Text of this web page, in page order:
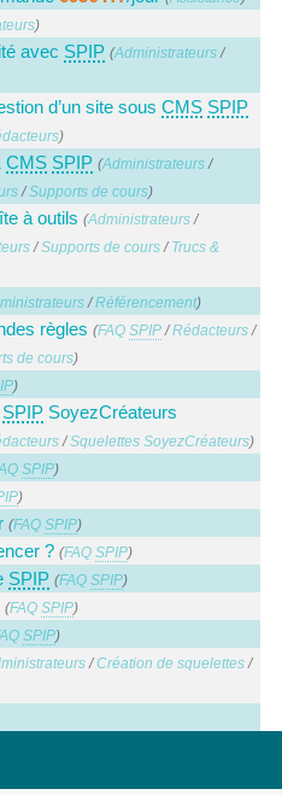
)
avec SPIP (Administrateurs /
d’un site sousCMS SPIP
)
CMS SPIP (Administrateurs /
/Supports de cours)
à outils (Administrateurs /
/Supports de cours / Trucs &
/Référencement)
règles (FAQSPIP /Rédacteurs /
de cours)
)
SPIP SoyezCréateurs
/Squelettes SoyezCréateurs)
SPIP)
)
(FAQSPIP)
? (FAQSPIP)
SPIP (FAQSPIP)
(FAQSPIP)
SPIP)
/Création de squelettes /